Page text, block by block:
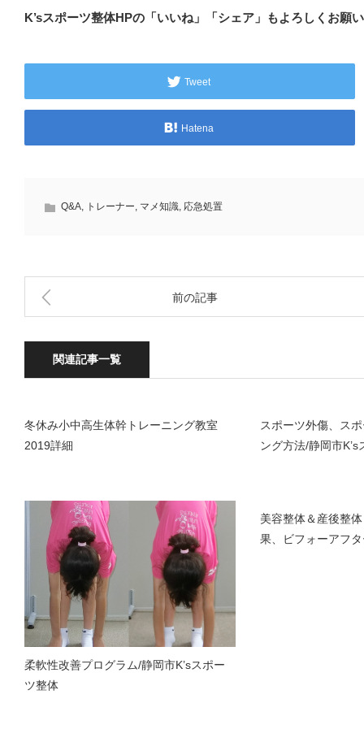
K’sスポーツ整体HPの「いいね」「シェア」もよろしくお願
Tweet
Hatena
Q&A トレーナー マメ知識 応急処置
前の記事
関連記事一覧
冬休み小中高生体幹トレーニング教室
2019詳細
スポーツ外傷、ス
ング方法/静岡市
柔軟性改善プログラム/静岡市K’sスポー
ツ整体
美容整体＆産後整
果、ビフォーアフ